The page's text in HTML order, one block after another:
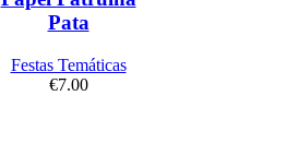
Pata
Festas Temáticas
€7.00